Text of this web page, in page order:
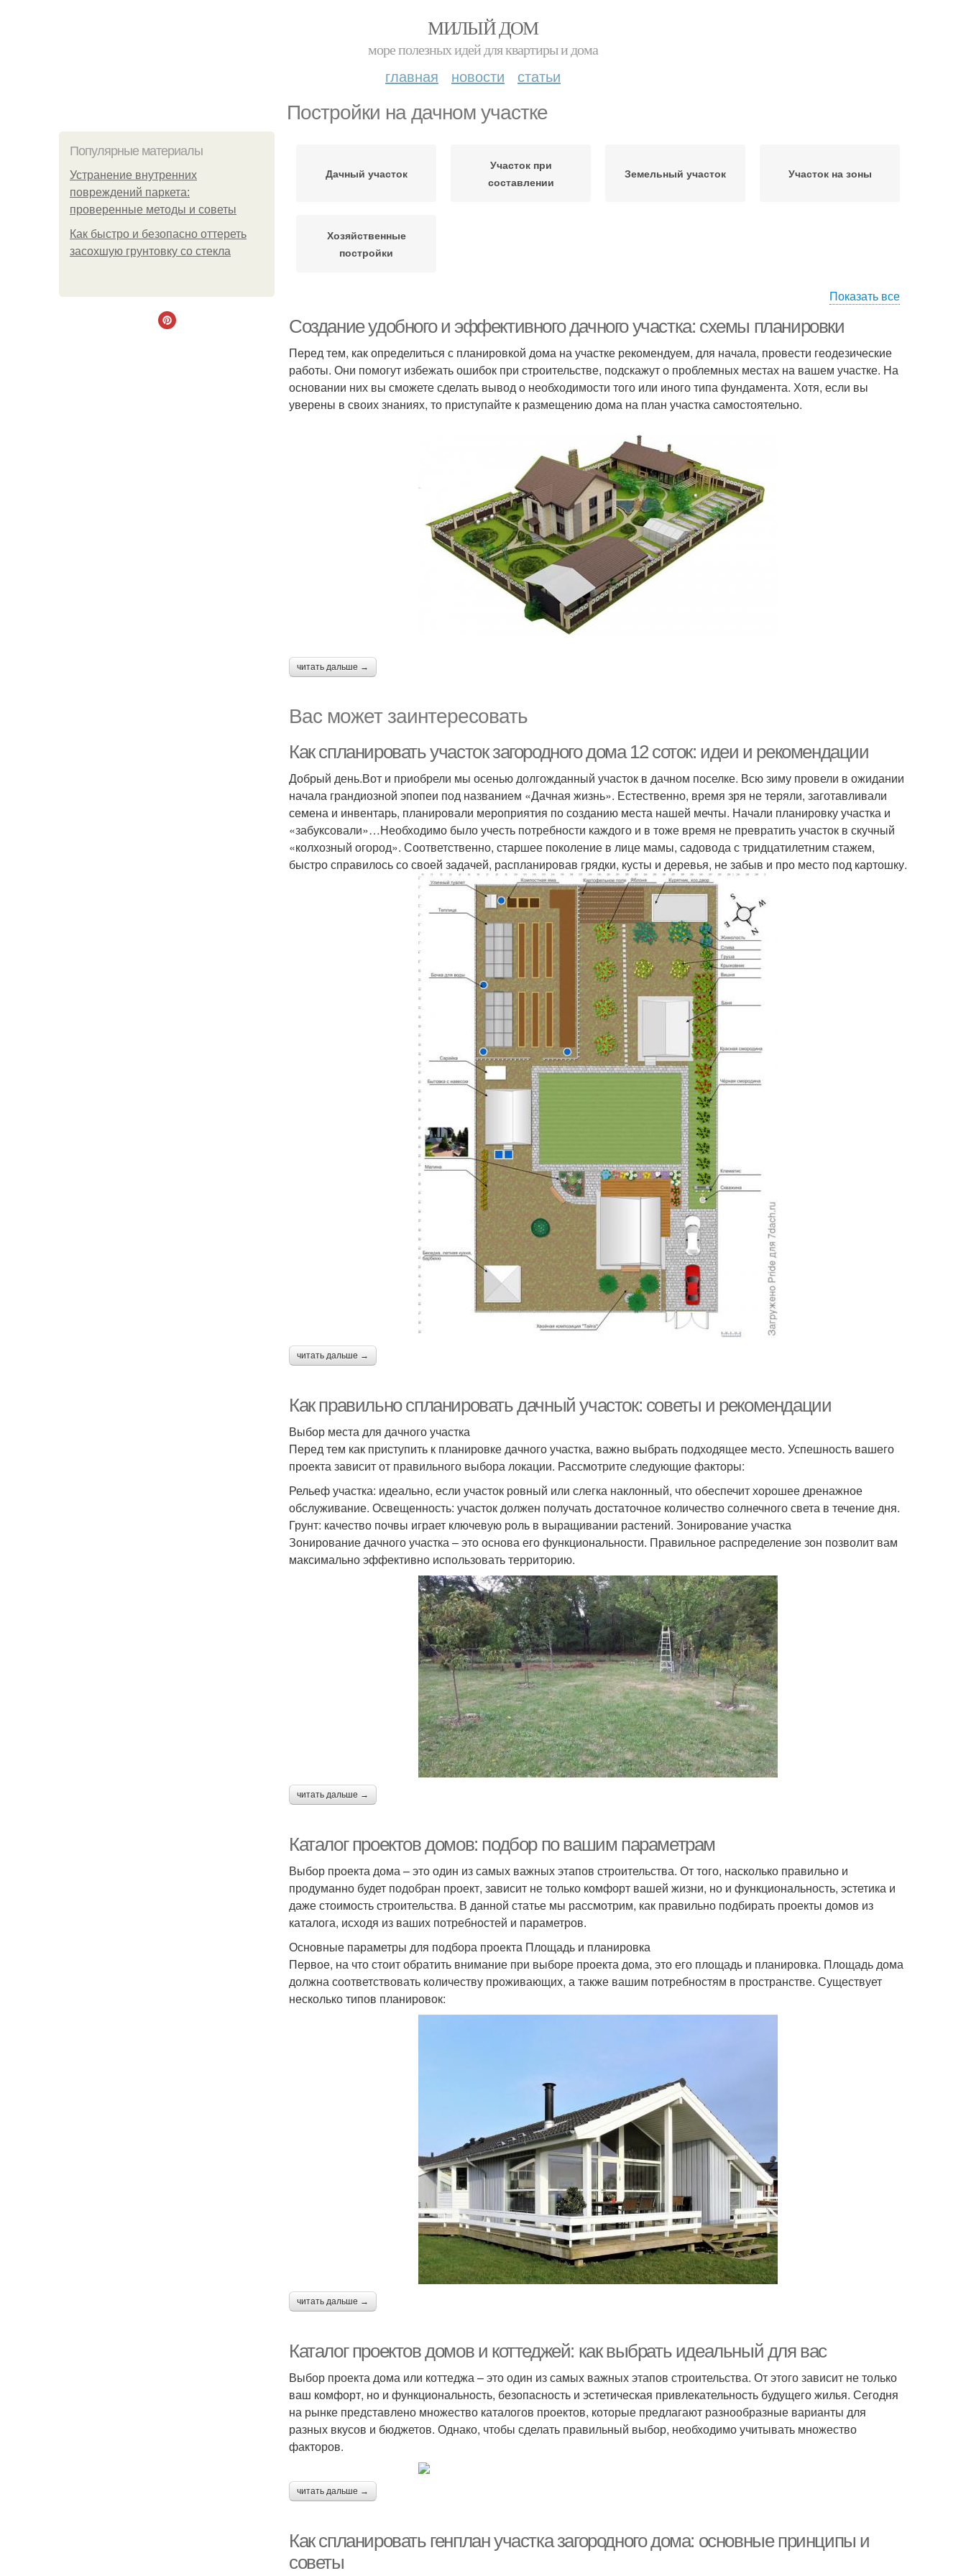
МИЛЫЙ ДОМ
море полезных идей для квартиры и дома
главная новости статьи
Постройки на дачном участке
Популярные материалы
Устранение внутренних
повреждений паркета:
проверенные методы и советы
Как быстро и безопасно оттереть
засохшую грунтовку со стекла
Дачный участок
Участок при
составлении
Земельный участок Участок на зоны
Хозяйственные
постройки
Показать все
Создание удобного и эффективного дачного участка: схемы планировки
Перед тем, как определиться с планировкой дома на участке рекомендуем, для начала, провести геодезические
работы. Они помогут избежать ошибок при строительстве, подскажут о проблемных местах на вашем участке. На
основании них вы сможете сделать вывод о необходимости того или иного типа фундамента. Хотя, если вы
уверены в своих знаниях, то приступайте к размещению дома на план участка самостоятельно.
читать дальше →
Вас может заинтересовать
Как спланировать участок загородного дома 12 соток: идеи и рекомендации
Добрый день.Вот и приобрели мы осенью долгожданный участок в дачном поселке. Всю зиму провели в ожидании
начала грандиозной эпопеи под названием «Дачная жизнь». Естественно, время зря не теряли, заготавливали
семена и инвентарь, планировали мероприятия по созданию места нашей мечты. Начали планировку участка и
«забуксовали»…Необходимо было учесть потребности каждого и в тоже время не превратить участок в скучный
«колхозный огород». Соответственно, старшее поколение в лице мамы, садовода с тридцатилетним стажем,
быстро справилось со своей задачей, распланировав грядки, кусты и деревья, не забыв и про место под картошку.
читать дальше →
Как правильно спланировать дачный участок: советы и рекомендации
Выбор места для дачного участка
Перед тем как приступить к планировке дачного участка, важно выбрать подходящее место. Успешность вашего
проекта зависит от правильного выбора локации. Рассмотрите следующие факторы:
Рельеф участка: идеально, если участок ровный или слегка наклонный, что обеспечит хорошее дренажное
обслуживание. Освещенность: участок должен получать достаточное количество солнечного света в течение дня.
Грунт: качество почвы играет ключевую роль в выращивании растений. Зонирование участка
Зонирование дачного участка – это основа его функциональности. Правильное распределение зон позволит вам
максимально эффективно использовать территорию.
читать дальше →
Каталог проектов домов: подбор по вашим параметрам
Выбор проекта дома – это один из самых важных этапов строительства. От того, насколько правильно и
продуманно будет подобран проект, зависит не только комфорт вашей жизни, но и функциональность, эстетика и
даже стоимость строительства. В данной статье мы рассмотрим, как правильно подбирать проекты домов из
каталога, исходя из ваших потребностей и параметров.
Основные параметры для подбора проекта Площадь и планировка
Первое, на что стоит обратить внимание при выборе проекта дома, это его площадь и планировка. Площадь дома
должна соответствовать количеству проживающих, а также вашим потребностям в пространстве. Существует
несколько типов планировок:
читать дальше →
Каталог проектов домов и коттеджей: как выбрать идеальный для вас
Выбор проекта дома или коттеджа – это один из самых важных этапов строительства. От этого зависит не только
ваш комфорт, но и функциональность, безопасность и эстетическая привлекательность будущего жилья. Сегодня
на рынке представлено множество каталогов проектов, которые предлагают разнообразные варианты для
разных вкусов и бюджетов. Однако, чтобы сделать правильный выбор, необходимо учитывать множество
факторов.
читать дальше →
Как спланировать генплан участка загородного дома: основные принципы и
советы